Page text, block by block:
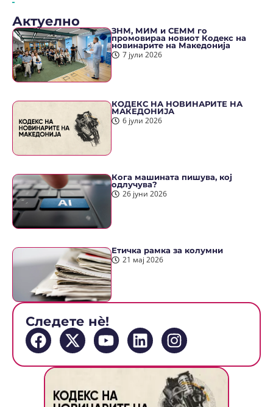
Актуелно
ЗНМ, МИМ и СЕММ го
промовираа новиот Кодекс на
новинарите на Македонија
7 јули 2026
КОДЕКС НА НОВИНАРИТЕ НА
МАКЕДОНИЈА
6 јули 2026
Кога машината пишува, кој
одлучува?
26 јуни 2026
Етичка рамка за колумни
21 мај 2026
Следете нè!